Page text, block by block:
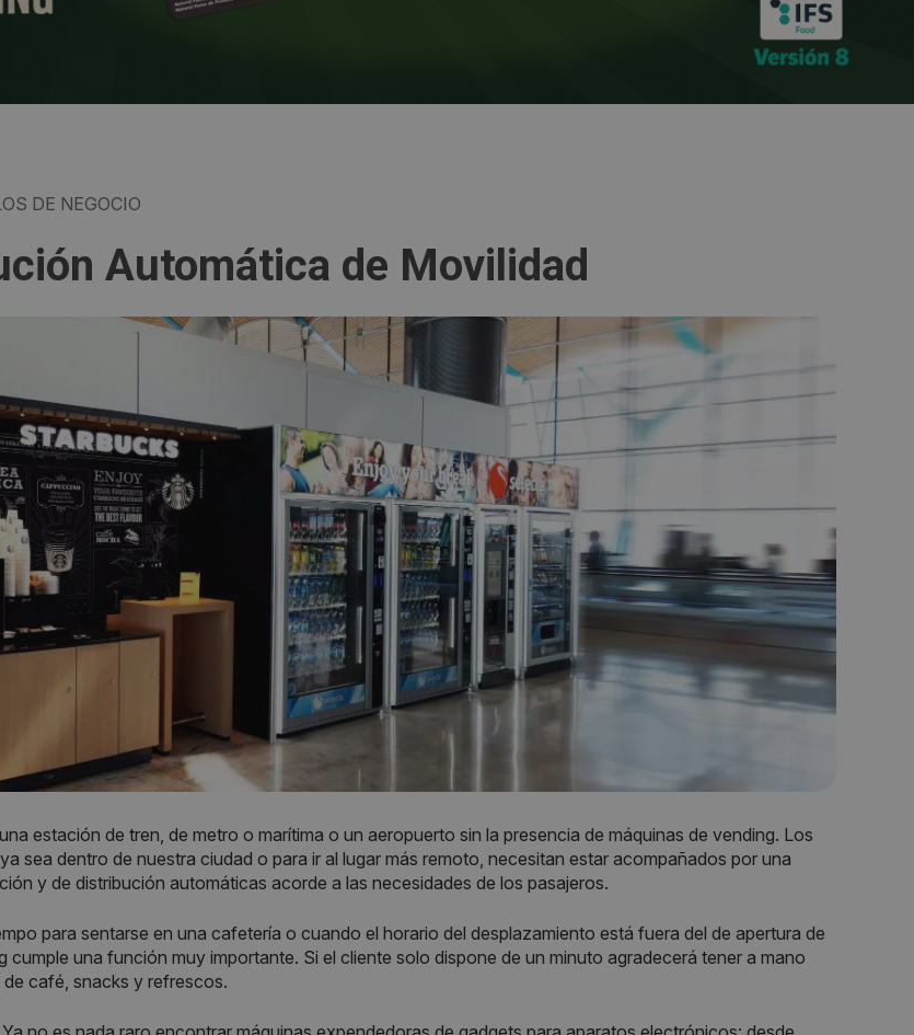
DE NEGOCIO
Automática de Movilidad
estación de tren, de metro o marítima o un aeropuerto sin la presencia de máquinas de vending. Los
sea dentro de nuestra ciudad o para ir al lugar más remoto, necesitan estar acompañados por una
y de distribución automáticas acorde a las necesidades de los pasajeros.
para sentarse en una cafetería o cuando el horario del desplazamiento está fuera del de apertura de
cumple una función muy importante. Si el cliente solo dispone de un minuto agradecerá tener a mano
café, snacks y refrescos.